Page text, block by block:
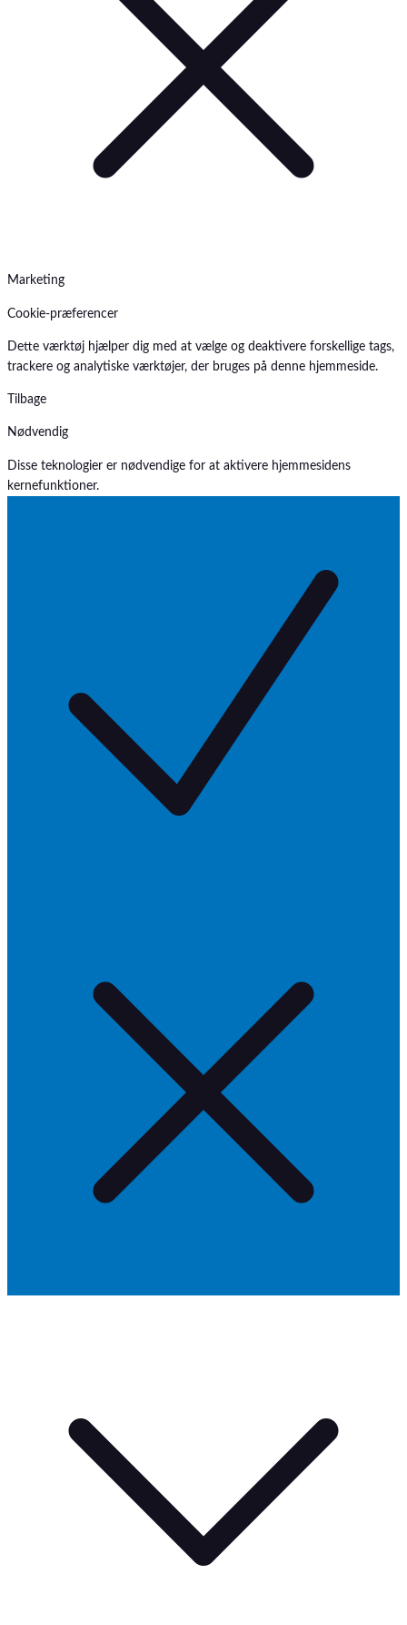
Marketing
Cookie-præferencer
Dette værktøj hjælper dig med at vælge og deaktivere forskellige tags,
trackere og analytiske værktøjer, der bruges på denne hjemmeside.
Tilbage
Nødvendig
Disse teknologier er nødvendige for at aktivere hjemmesidens
kernefunktioner.